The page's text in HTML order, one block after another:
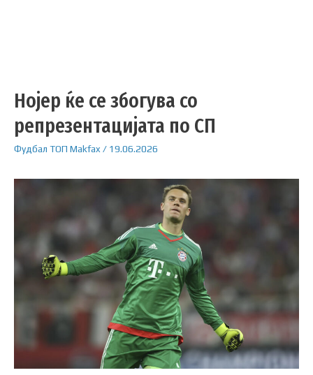
Нојер ќе се збогува со
репрезентацијата по СП
Фудбал ТОП Makfax/ 19.06.2026